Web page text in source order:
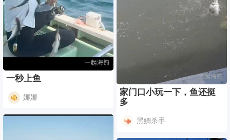
一秒上鱼
娜娜
家门口小玩一下，鱼还挺
多
黑鲷杀手